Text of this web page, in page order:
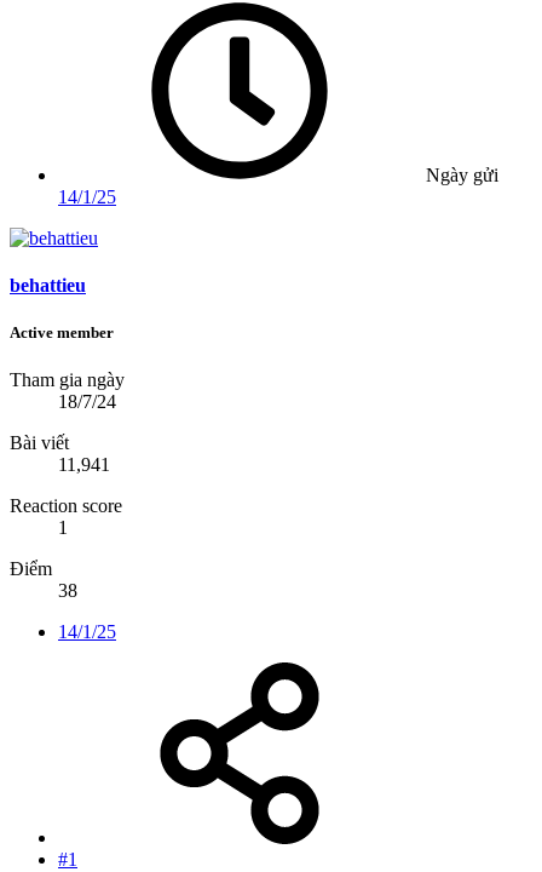
Ngày gửi
14/1/25
behattieu
Active member
Tham gia ngày
18/7/24
Bài viết
11,941
Reaction score
1
Điểm
38
14/1/25
#1